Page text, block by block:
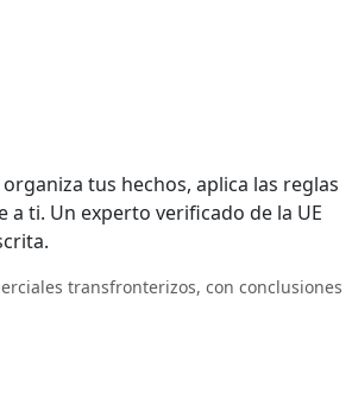
tus hechos, aplica las reglas
ti. Un experto verificado de la UE
transfronterizos, con conclusiones